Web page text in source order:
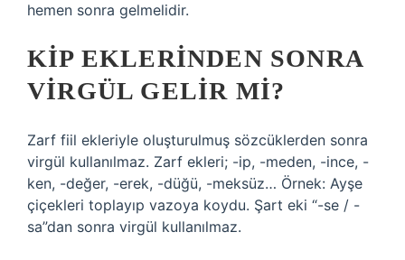
hemen sonra gelmelidir.
KIP EKLERINDEN SONRA
VIRGÜL GELIR MI?
Zarf fiil ekleriyle oluşturulmuş sözcüklerden sonra
virgül kullanılmaz. Zarf ekleri; -ip, -meden, -ince, -
ken, -değer, -erek, -düğü, -meksüz… Örnek: Ayşe
çiçekleri toplayıp vazoya koydu. Şart eki “-se / -
sa”dan sonra virgül kullanılmaz.